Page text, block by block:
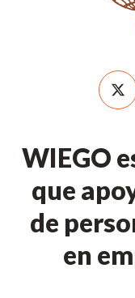
WIEGO
que
de
en